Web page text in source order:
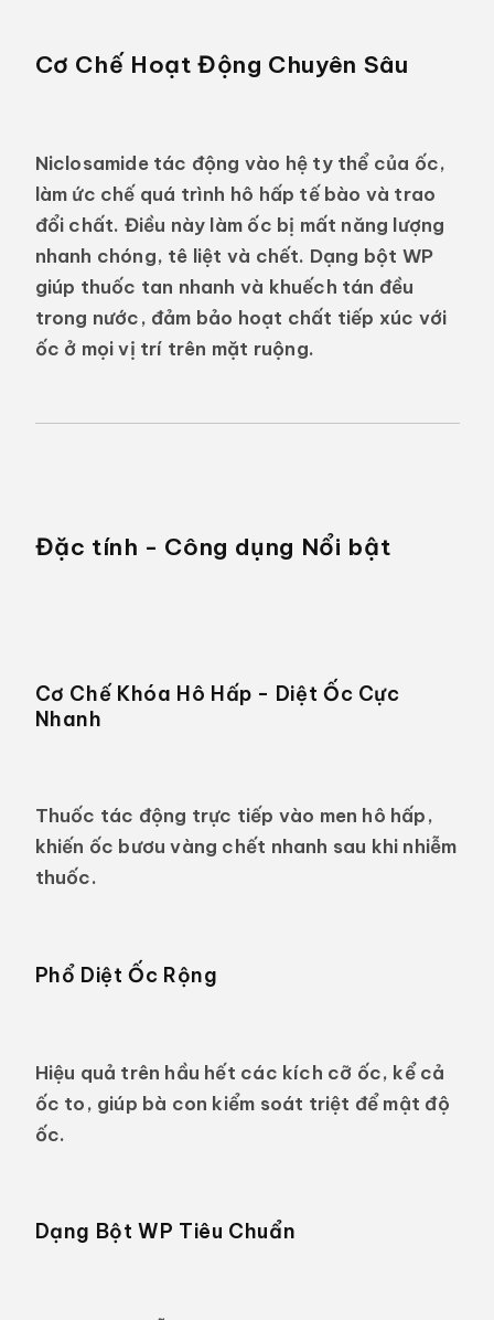
Cơ Chế Hoạt Động Chuyên Sâu
Niclosamide tác động vào hệ ty thể của ốc,
làm ức chế quá trình hô hấp tế bào và trao
đổi chất. Điều này làm ốc bị mất năng lượng
nhanh chóng, tê liệt và chết. Dạng bột WP
giúp thuốc tan nhanh và khuếch tán đều
trong nước, đảm bảo hoạt chất tiếp xúc với
ốc ở mọi vị trí trên mặt ruộng.
Đặc tính - Công dụng Nổi bật
Cơ Chế Khóa Hô Hấp - Diệt Ốc Cực
Nhanh
Thuốc tác động trực tiếp vào men hô hấp,
khiến ốc bươu vàng chết nhanh sau khi nhiễm
thuốc.
Phổ Diệt Ốc Rộng
Hiệu quả trên hầu hết các kích cỡ ốc, kể cả
ốc to, giúp bà con kiểm soát triệt để mật độ
ốc.
Dạng Bột WP Tiêu Chuẩn